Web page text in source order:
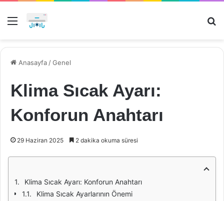
Menü
Anasayfa /Genel
Klima Sıcak Ayarı:
Konforun Anahtarı
29 Haziran 2025 2 dakika okuma süresi
Klima Sıcak Ayarı: Konforun Anahtarı
Klima Sıcak Ayarlarının Önemi